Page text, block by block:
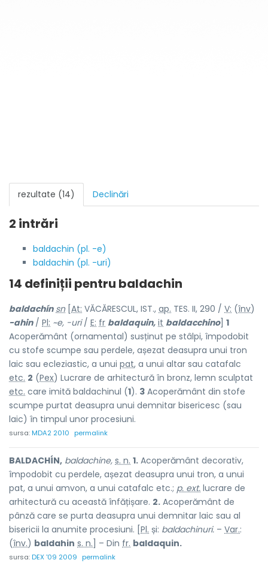
rezultate (14) Declinări
2 intrări
baldachin (pl. -e)
baldachin (pl. -uri)
14 definiții pentru baldachin
baldachín sn[ At: VĂCĂRESCUL, IST., ap. TES. II, 290 / V: (înv)
-ahin/ Pl: ~e, -uri/ E: fr baldaquin, it baldacchino] 1
Acoperământ (ornamental) susținut pe stâlpi, împodobit
cu stofe scumpe sau perdele, așezat deasupra unui tron
laic sau ecleziastic, a unui pat, a unui altar sau catafalc
etc. 2 (Pex) Lucrare de arhitectură în bronz, lemn sculptat
etc. care imită baldachinul (1). 3 Acoperământ din stofe
scumpe purtat deasupra unui demnitar bisericesc (sau
laic) în timpul unor procesiuni.
sursa:MDA2 2010 permalink
BALDACHÍN, baldachine, s. n. 1. Acoperământ decorativ,
împodobit cu perdele, așezat deasupra unui tron, a unui
pat, a unui amvon, a unui catafalc etc.; p. ext. lucrare de
arhitectură cu această înfățișare. 2. Acoperământ de
pânză care se purta deasupra unui demnitar laic sau al
bisericii la anumite procesiuni. [ Pl. și: baldachinuri. – Var.:
(înv.) baldahin s. n. ] – Din fr. baldaquin.
sursa:DEX '09 2009 permalink